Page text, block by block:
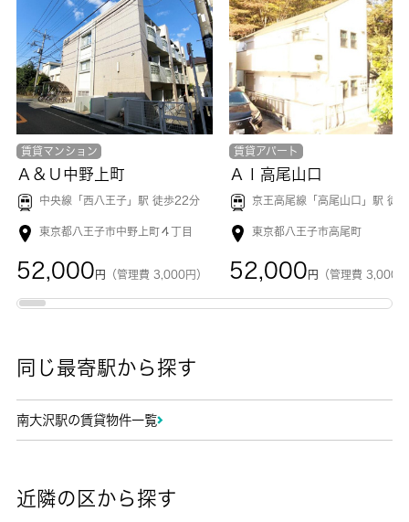
賃貸マンション
Ａ＆Ｕ中野上町
中央線「 西八王子」駅 徒歩22分
東京都八王子市中野上町４丁目
52,000 円 （管理費 3,000円）
賃貸アパート
ＡＩ高尾山口
京王高尾線「高尾山口 」駅 徒歩
東京都八王子市高尾町
52,000 円 （管理費 3,000
同じ最寄駅から探す
南大沢駅の賃貸物件一覧
近隣の区から探す